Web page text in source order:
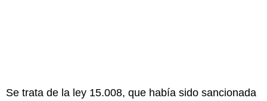
Se trata de la ley 15.008, que había sido sancionada